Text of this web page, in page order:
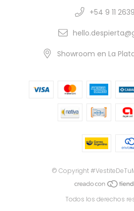
+54 9 11
Showroom en La
© Copyright
Todos los derechos